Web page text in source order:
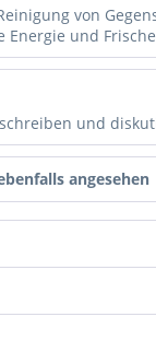
von
Energie und
und
angesehen